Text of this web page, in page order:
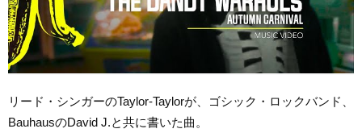
リード・シンガーのTaylor-Taylorが、ゴシック・ロックバンド、
BauhausのDavid J.と共に書いた曲。